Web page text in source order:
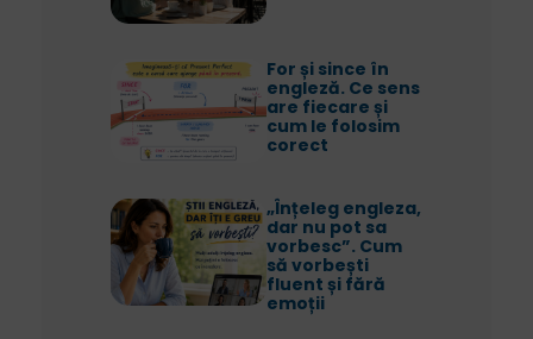
For și since în
engleză. Ce sens
are fiecare și
cum le folosim
corect
„Înțeleg engleza,
dar nu pot sa
vorbesc”. Cum
să vorbești
fluent și fără
emoții